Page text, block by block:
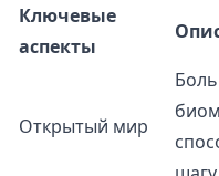
Ключевые
аспекты
Открытый мир